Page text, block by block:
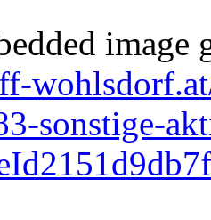
image
sonstige-